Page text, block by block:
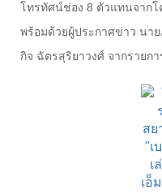
โทรทัศน์ช่อง 8 ตัวแทนจากโ
พร้อมด้วยผู้ประกาศข่าว นา
กิจ ฉัตรสุริยาวงศ์ จากรายก